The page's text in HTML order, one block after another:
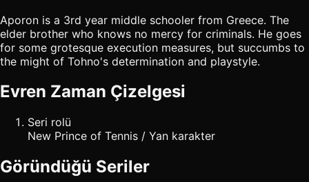
Aporon is a 3rd year middle schooler from Greece. The
elder brother who knows no mercy for criminals. He goes
for some grotesque execution measures, but succumbs to
the might of Tohno's determination and playstyle.
Evren Zaman Çizelgesi
Seri rolü
New Prince of Tennis / Yan karakter
Göründüğü Seriler